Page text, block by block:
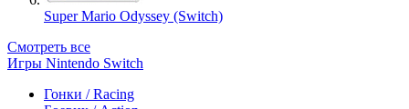
Super Mario Odyssey (Switch)
Смотреть все
Игры Nintendo Switch
Гонки / Racing